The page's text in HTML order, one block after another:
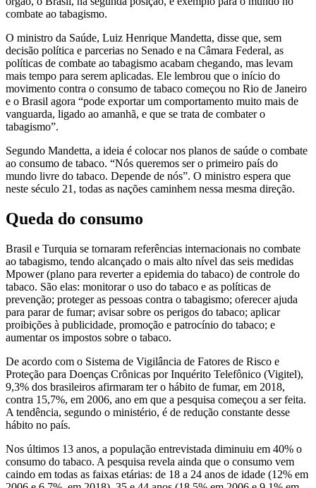
combate ao tabagismo.
O ministro da Saúde, Luiz Henrique Mandetta, disse que, sem
decisão política e parcerias no Senado e na Câmara Federal, as
políticas de combate ao tabagismo acabam chegando, mas levam
mais tempo para serem aplicadas. Ele lembrou que o início do
movimento contra o consumo de tabaco começou no Rio de Janeiro
e o Brasil agora “pode exportar um comportamento muito mais de
vanguarda, ligado ao amanhã, e que se trata de combater o
tabagismo”.
Segundo Mandetta, a ideia é colocar nos planos de saúde o combate
ao consumo de tabaco. “Nós queremos ser o primeiro país do
mundo livre do tabaco. Depende de nós”. O ministro espera que
neste século 21, todas as nações caminhem nessa mesma direção.
Queda do consumo
Brasil e Turquia se tornaram referências internacionais no combate
ao tabagismo, tendo alcançado o mais alto nível das seis medidas
Mpower (plano para reverter a epidemia do tabaco) de controle do
tabaco. São elas: monitorar o uso do tabaco e as políticas de
prevenção; proteger as pessoas contra o tabagismo; oferecer ajuda
para parar de fumar; avisar sobre os perigos do tabaco; aplicar
proibições à publicidade, promoção e patrocínio do tabaco; e
aumentar os impostos sobre o tabaco.
De acordo com o Sistema de Vigilância de Fatores de Risco e
Proteção para Doenças Crônicas por Inquérito Telefônico (Vigitel),
9,3% dos brasileiros afirmaram ter o hábito de fumar, em 2018,
contra 15,7%, em 2006, ano em que a pesquisa começou a ser feita.
A tendência, segundo o ministério, é de redução constante desse
hábito no país.
Nos últimos 13 anos, a população entrevistada diminuiu em 40% o
consumo do tabaco. A pesquisa revela ainda que o consumo vem
caindo em todas as faixas etárias: de 18 a 24 anos de idade (12% em